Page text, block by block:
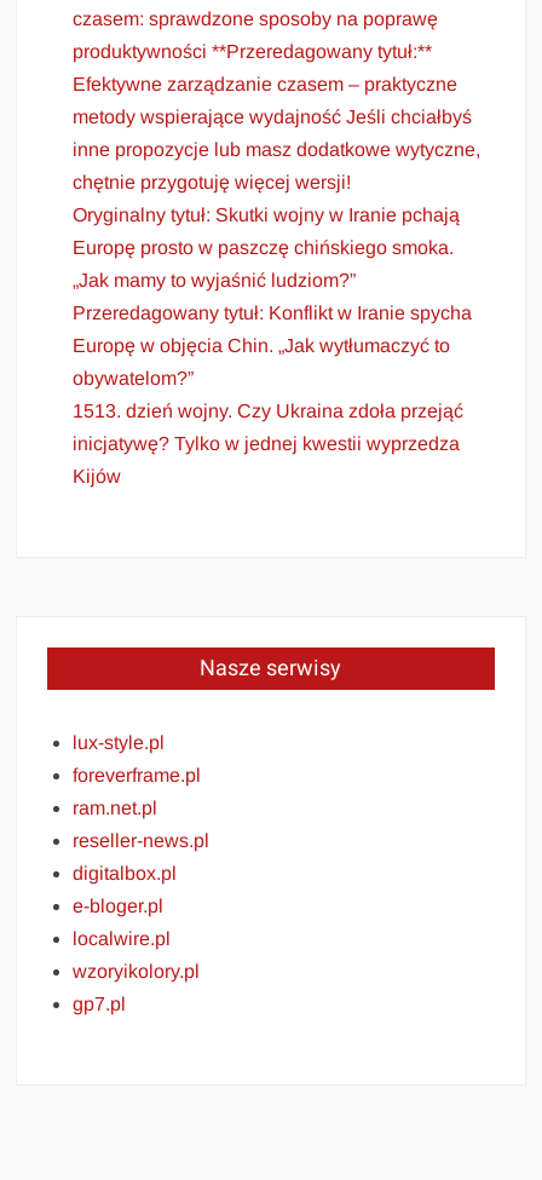
czasem: sprawdzone sposoby na poprawę
produktywności **Przeredagowany tytuł:**
Efektywne zarządzanie czasem – praktyczne
metody wspierające wydajność Jeśli chciałbyś
inne propozycje lub masz dodatkowe wytyczne,
chętnie przygotuję więcej wersji!
Oryginalny tytuł: Skutki wojny w Iranie pchają
Europę prosto w paszczę chińskiego smoka.
„Jak mamy to wyjaśnić ludziom?”
Przeredagowany tytuł: Konflikt w Iranie spycha
Europę w objęcia Chin. „Jak wytłumaczyć to
obywatelom?”
1513. dzień wojny. Czy Ukraina zdoła przejąć
inicjatywę? Tylko w jednej kwestii wyprzedza
Kijów
Nasze serwisy
lux-style.pl
foreverframe.pl
ram.net.pl
reseller-news.pl
digitalbox.pl
e-bloger.pl
localwire.pl
wzoryikolory.pl
gp7.pl